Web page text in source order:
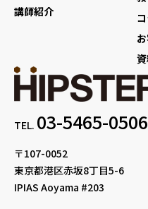
TEL. 03-5465-0506
〒107-0052
東京都港区赤坂8丁目5-6
IPIAS Aoyama #203
講師紹介